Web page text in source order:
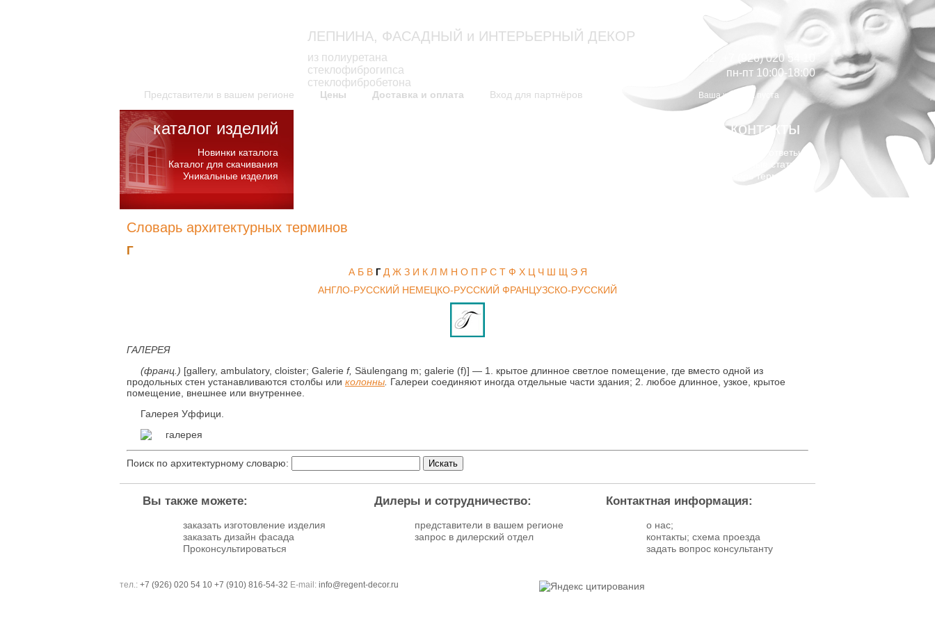
ЛЕПНИНА, ФАСАДНЫЙ и ИНТЕРЬЕРНЫЙ ДЕКОР
из полиуретана
стеклофиброгипса
стеклофибробетона
+7 (926) 020 54 10
Москва: +7 (910) 816 54 32
пн-пт 10:00-18:00
Ваша корзина пуста
Представители в вашем регионе Цены Доставка и оплата Вход для партнёров
каталог изделий
Новинки каталога
Каталог для скачивания
Уникальные изделия
контакты
Вопросы и ответы
Интересные статьи
Словарь терминов
Словарь архитектурных терминов
Г
А Б В Г Д Ж З И К Л М Н О П Р С Т Ф Х Ц Ч Ш Щ Э Я
АНГЛО-РУССКИЙ НЕМЕЦКО-РУССКИЙ ФРАНЦУЗСКО-РУССКИЙ
ГАЛЕРЕЯ
(франц.) [gallery, ambulatory, cloister; Galerie f, Säulengang m; galerie (f)] — 1. крытое длинное светлое помещение, где вместо одной из
продольных стен устанавливаются столбы или колонны Галереи соединяют иногда отдельные части здания; 2. любое длинное, узкое, крытое
помещение, внешнее или внутреннее.
Галерея Уффици.
Поиск по архитектурному словарю:
Вы также можете:
заказать изготовление изделия
заказать дизайн фасада
Проконсультироваться
Дилеры и сотрудничество:
представители в вашем регионе
запрос в дилерский отдел
Контактная информация:
о нас;
контакты; схема проезда
задать вопрос консультанту
тел.: +7 (926) 020 54 10 +7 (910) 816-54-32 E-mail: info@regent-decor.ru